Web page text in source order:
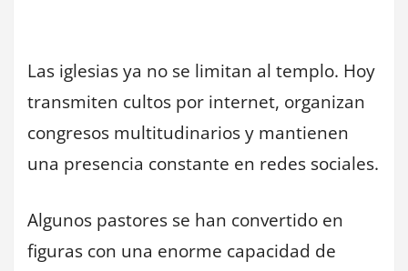
Las iglesias ya no se limitan al templo. Hoy
transmiten cultos por internet, organizan
congresos multitudinarios y mantienen
una presencia constante en redes sociales.
Algunos pastores se han convertido en
figuras con una enorme capacidad de